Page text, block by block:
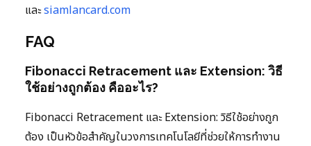
และsiamlancard.com
FAQ
Fibonacci Retracement และ Extension: วิธี
ใช้อย่างถูกต้อง คืออะไร?
Fibonacci Retracement และ Extension: วิธีใช้อย่างถูก
ต้อง เป็นหัวข้อสำคัญในวงการเทคโนโลยีที่ช่วยให้การทำงาน